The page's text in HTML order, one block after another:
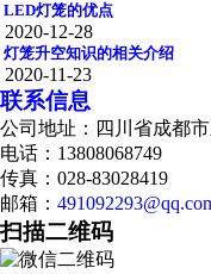
LED灯笼的优点
2020-12-28
灯笼升空知识的相关介绍
2020-11-23
联系信息
公司地址：四川省成都
电话：13808068749
传真：028-83028419
邮箱：
扫描二维码